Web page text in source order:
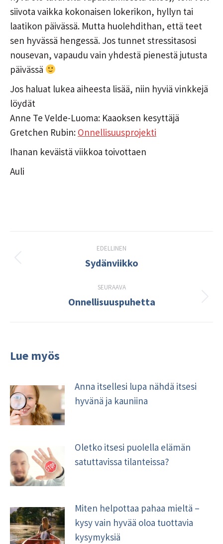
siivota vaikka kokonaisen lokerikon, hyllyn tai
laatikon päivässä. Mutta huolehdithan, että teet
sen hyvässä hengessä. Jos tunnet stressitasosi
nousevan, vapaudu vain yhdestä pienestä jutusta
päivässä
Jos haluat lukea aiheesta lisää, niin hyviä vinkkejä
löydät
Anne Te Velde-Luoma: Kaaoksen kesyttäjä
Gretchen Rubin: Onnellisuusprojekti
Ihanan keväistä viikkoa toivottaen
Auli
navigation
EDELLINEN
Edellinen
Sydänviikko
SEURAAVA
Seuraava
Onnellisuuspuhetta
Lue myös
Anna itsellesi lupa nähdä itsesi
hyvänä ja kauniina
Oletko itsesi puolella elämän
satuttavissa tilanteissa?
Miten helpottaa pahaa mieltä –
kysy vain hyvää oloa tuottavia
kysymyksiä